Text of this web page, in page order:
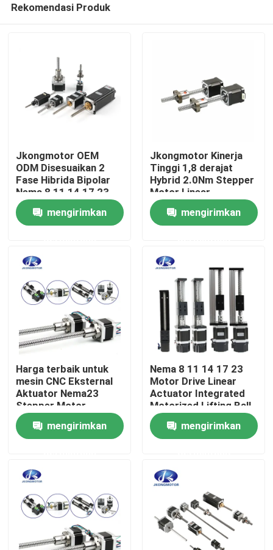
Rumah
Tentang kami
Tur Pabrik
Kontrol kualitas
Hubungi kami
Permintaan Penawaran
motor servo stepper terintegrasi
Servo motor DC terintegrasi
Motor DC Brushless
Rekomendasi Produk
Jkongmotor OEM
ODM Disesuaikan 2
Fase Hibrida Bipolar
Nema 8 11 14 17 23
24 34 Motor Stepper
Linear dengan Lead
Screw
mengirimkan
Jkongmotor Kinerja
Tinggi 1,8 derajat
Hybrid 2.0Nm Stepper
Motor Linear
Industrial Application
& Automation System
mengirimkan
Harga terbaik untuk
mesin CNC Eksternal
Aktuator Nema23
Stepper Motor
mengirimkan
Nema 8 11 14 17 23
Motor Drive Linear
Actuator Integrated
Motorized Lifting Ball
Screw Stepper Motor
Micro Stepper Motor
mengirimkan